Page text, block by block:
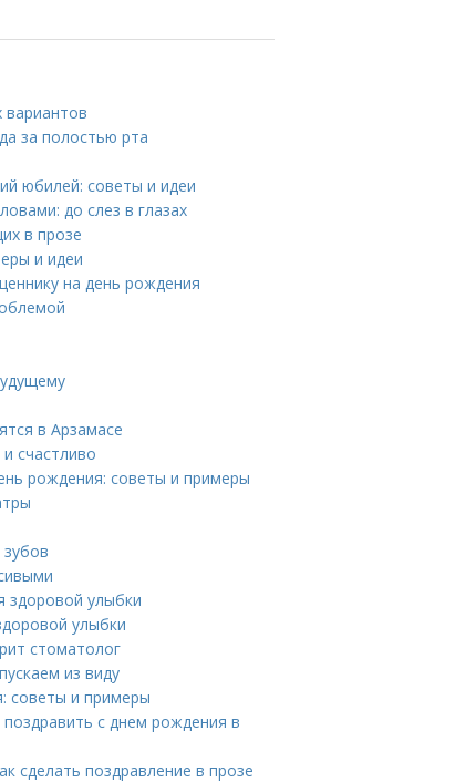
за полостью рта
юбилей: советы и идеи
до слез в глазах
в прозе
и идеи
на день рождения
в Арзамасе
счастливо
рождения: советы и примеры
здоровой улыбки
улыбки
стоматолог
из виду
советы и примеры
с днем рождения в
сделать поздравление в прозе